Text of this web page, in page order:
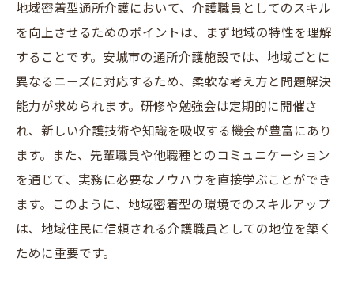
地域密着型通所介護において、介護職員としてのスキル
を向上させるためのポイントは、まず地域の特性を理解
することです。安城市の通所介護施設では、地域ごとに
異なるニーズに対応するため、柔軟な考え方と問題解決
能力が求められます。研修や勉強会は定期的に開催さ
れ、新しい介護技術や知識を吸収する機会が豊富にあり
ます。また、先輩職員や他職種とのコミュニケーション
を通じて、実務に必要なノウハウを直接学ぶことができ
ます。このように、地域密着型の環境でのスキルアップ
は、地域住民に信頼される介護職員としての地位を築く
ために重要です。